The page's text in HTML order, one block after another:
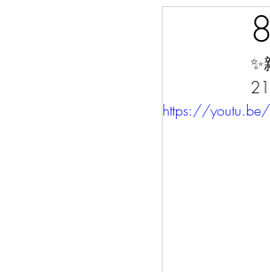
https://